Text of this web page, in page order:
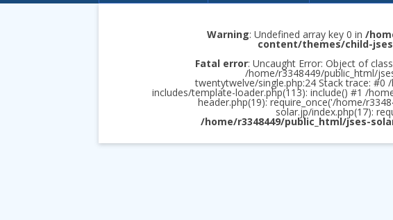
Warning: Undefined array key 0 in /
content/themes/child-
Fatal error: Uncaught Error: Object of
/home/r3348449/public_html/
twentytwelve/single.php:24 Stack trace:
includes/template-loader.php(113): include() #1 /
header.php(19): require_once('/home/
solar.jp/index.php(17):
/home/r3348449/public_html/jses-